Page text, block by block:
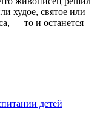
худое, святое или
— то и останется
детей